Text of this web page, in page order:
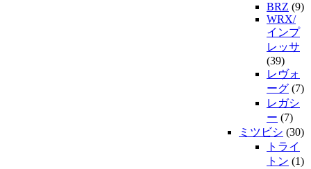
BRZ (9)
WRX/
インプ
レッサ
(39)
レヴォ
ーグ (7)
レガシ
ー (7)
ミツビシ (30)
トライ
トン (1)